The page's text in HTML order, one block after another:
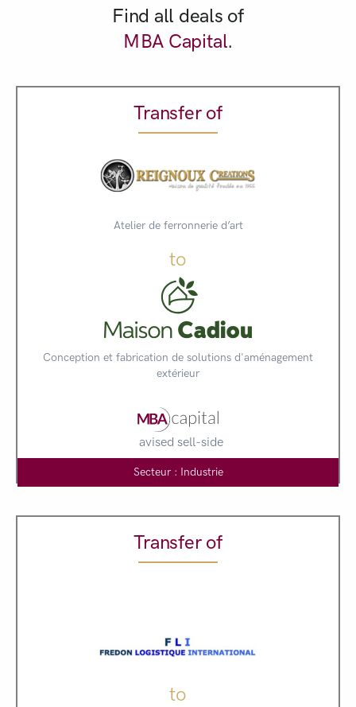
Find all deals of
MBA Capital.
Transfer of
Atelier de ferronnerie d’art
to
Conception et fabrication de solutions d'aménagement
extérieur
avised sell-side
Secteur : Industrie
Transfer of
to